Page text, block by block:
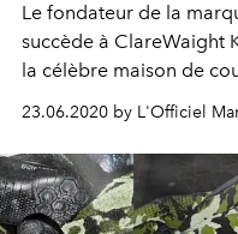
Le fondateur de la
succède à ClareWaight
la célèbre maison de
23.06.2020 by L'Officiel